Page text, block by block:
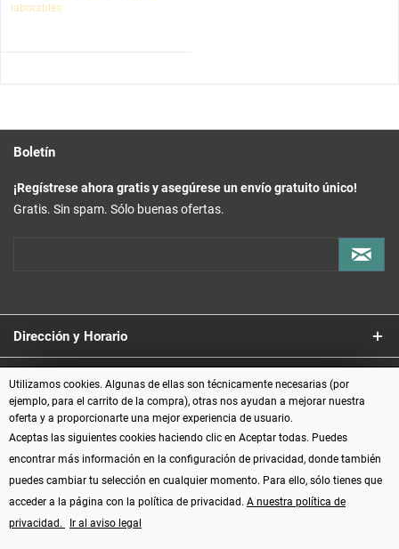
laborables
Boletín
¡Regístrese ahora gratis y asegúrese un envío gratuito único!
Gratis. Sin spam. Sólo buenas ofertas.
Dirección y Horario
Servicio
Información
Formas de pago
Utilizamos cookies. Algunas de ellas son técnicamente necesarias (por
ejemplo, para el carrito de la compra), otras nos ayudan a mejorar nuestra
oferta y a proporcionarte una mejor experiencia de usuario.
Aceptas las siguientes cookies haciendo clic en Aceptar todas. Puedes
encontrar más información en la configuración de privacidad, donde también
puedes cambiar tu selección en cualquier momento. Para ello, sólo tienes que
acceder a la página con la política de privacidad. A nuestra política de
privacidad.
Ir al aviso legal